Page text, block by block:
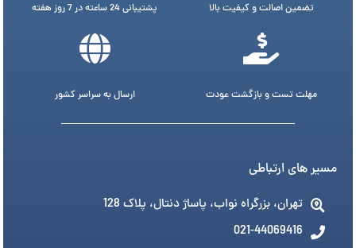
تضمین اصالت و کیفیت بالا پشتیبانی 24 ساعته در 7 روز هفته
مهلت تست و بازگشت عودت ارسال به سراسر کشور
مسیر های ارتباطی
تهران، بزرگراه نواب، پاساژ دنتال، پلاک 128
021-44069416